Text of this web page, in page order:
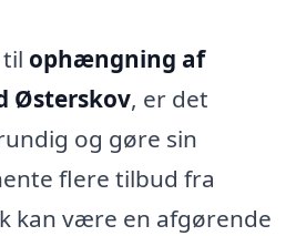
ophængning af
Østerskov, er det
og gøre sin
flere tilbud fra
kan være en afgørende